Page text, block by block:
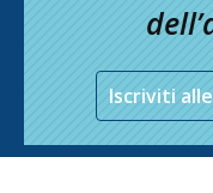
Iscriviti